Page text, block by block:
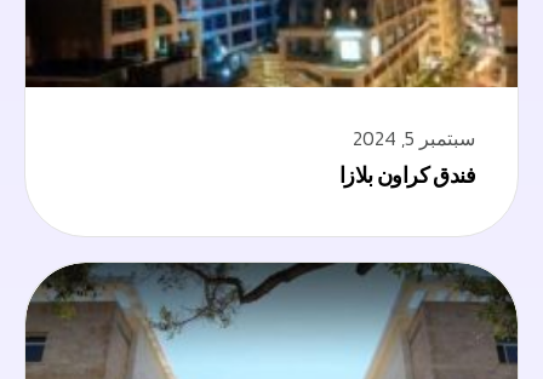
سبتمبر 5, 2024
فندق كراون بلازا